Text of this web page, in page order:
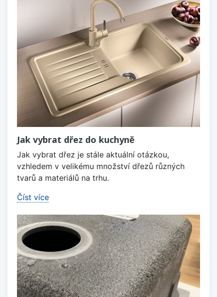
Jak vybrat dřez do kuchyně
Jak vybrat dřez je stále aktuální otázkou,
vzhledem v velikému množství dřezů různých
tvarů a materiálů na trhu.
Číst více